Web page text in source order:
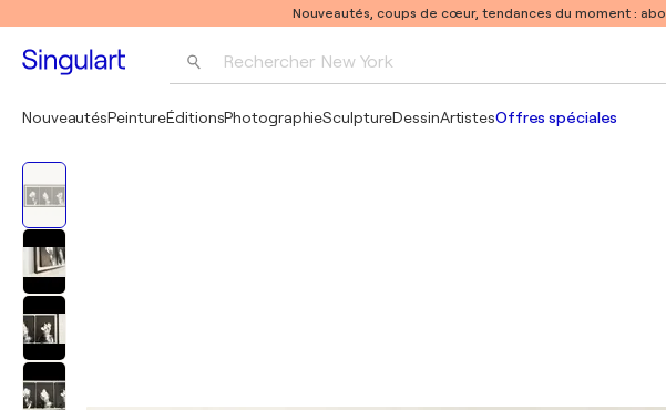
Nouveautés, coups de cœur, tendances du moment :
Rechercher New York
NouveautésPeintureÉditionsPhotographieSculptureDessinArtistesOffres spéciales